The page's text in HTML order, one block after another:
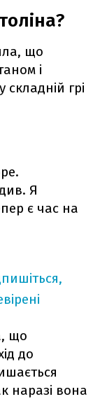
що
і
грі
Я
є час на
що
до
наразі вона